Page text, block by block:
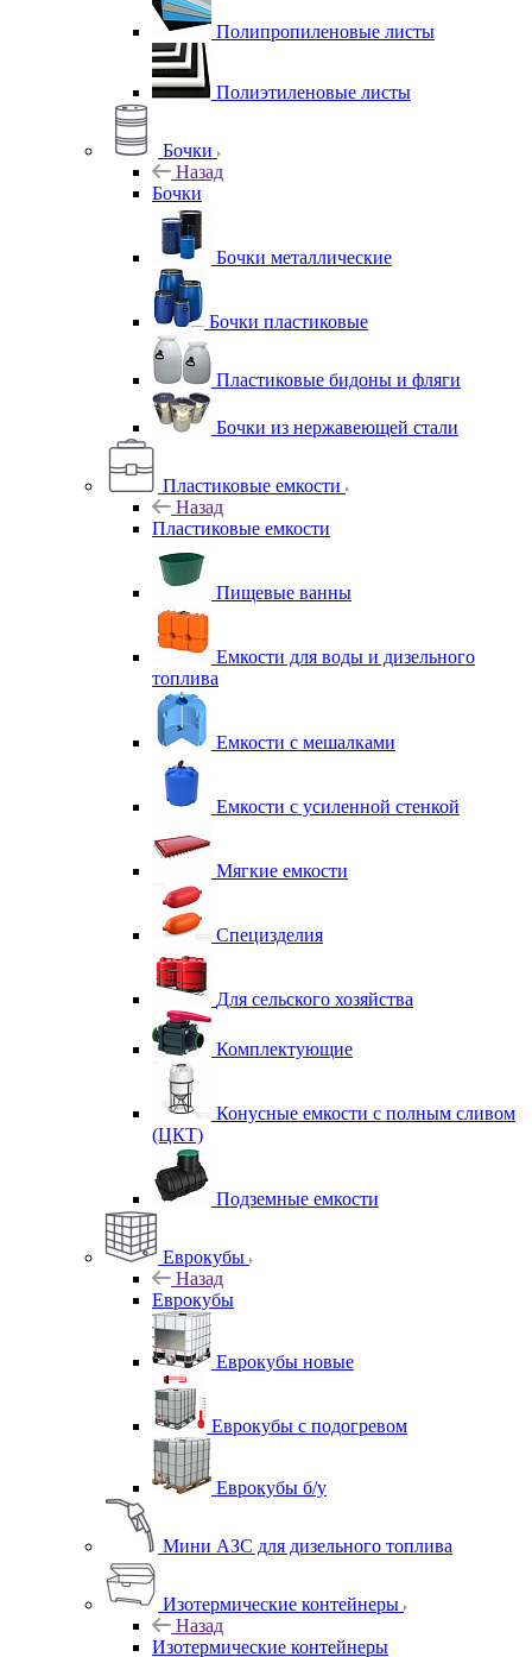
Полипропиленовые листы
Полиэтиленовые листы
Бочки
Назад
Бочки
Бочки металлические
Бочки пластиковые
Пластиковые бидоны и фляги
Бочки из нержавеющей стали
Пластиковые емкости
Назад
Пластиковые емкости
Пищевые ванны
Емкости для воды и дизельного
топлива
Емкости с мешалками
Емкости с усиленной стенкой
Мягкие емкости
Специзделия
Для сельского хозяйства
Комплектующие
Конусные емкости с полным сливом
(ЦКТ)
Подземные емкости
Еврокубы
Назад
Еврокубы
Еврокубы новые
Еврокубы с подогревом
Еврокубы б/у
Мини АЗС для дизельного топлива
Изотермические контейнеры
Назад
Изотермические контейнеры